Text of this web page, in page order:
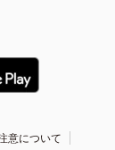
意について